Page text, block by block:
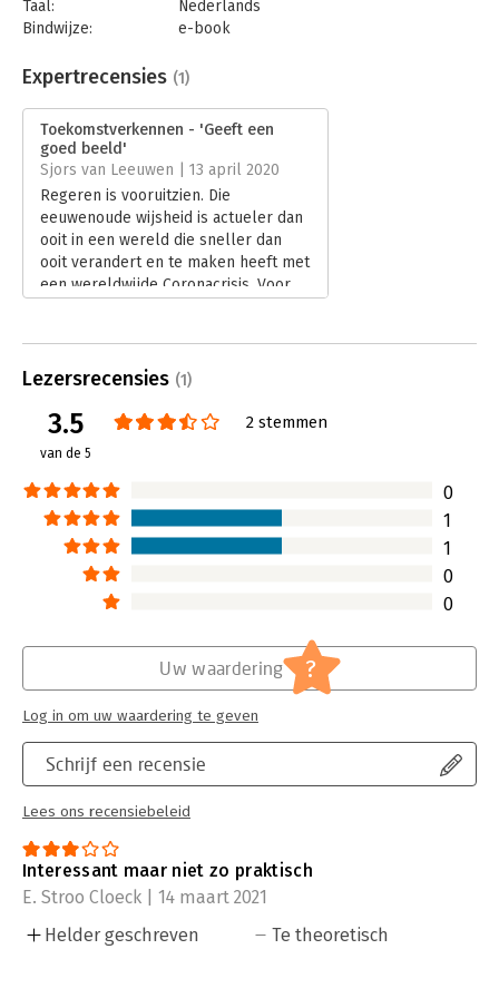
Taal:
Nederlands
Bindwijze:
e-book
Bestandsformaat:
epub
Uitgever:
Druk:
1
Verschijningsdatum:
16-4-2020
Hoofdrubriek: Verandermanagement
Expertrecensies (1)
Toekomstverkennen - 'Geeft een
goed beeld'
Sjors van Leeuwen | 13 april 2020
Regeren is vooruitzien. Die
eeuwenoude wijsheid is actueler dan
ooit in een wereld die sneller dan
ooit verandert en te maken heeft met
een wereldwijde Coronacrisis. Voor
Lees verder
Lezersrecensies (1)
3.5
van de 5
2 stemmen
0
1
1
0
0
Schrijf een recensie
Lees ons recensiebeleid
Uw waardering ?
Log in om uw waardering te geven
Interessant maar niet zo praktisch
E. Stroo Cloeck | 14 maart 2021
Helder geschreven
Te theoretisch